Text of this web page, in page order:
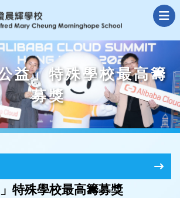
益」特殊學校最高籌
募獎
特殊學校最高籌募獎